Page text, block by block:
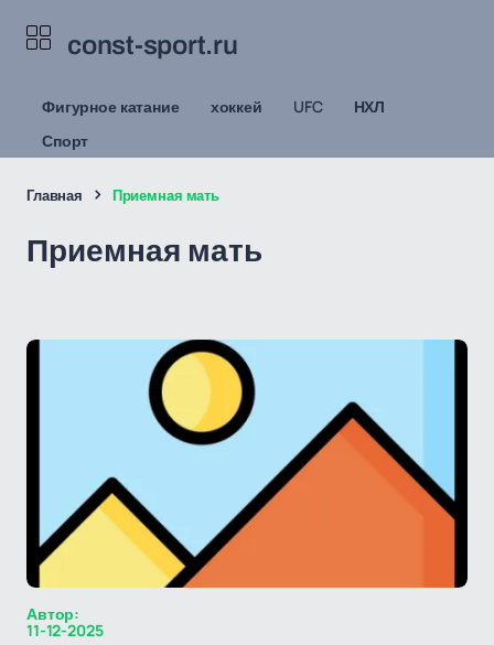
const-sport.ru
Фигурное катание хоккей UFC
НХЛ
Спорт
Главная Приемная мать
Приемная мать
Автор:
11-12-2025